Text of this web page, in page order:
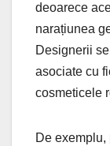
deoarece
narațiunea
Designerii
asociate cu
cosmeticele
De